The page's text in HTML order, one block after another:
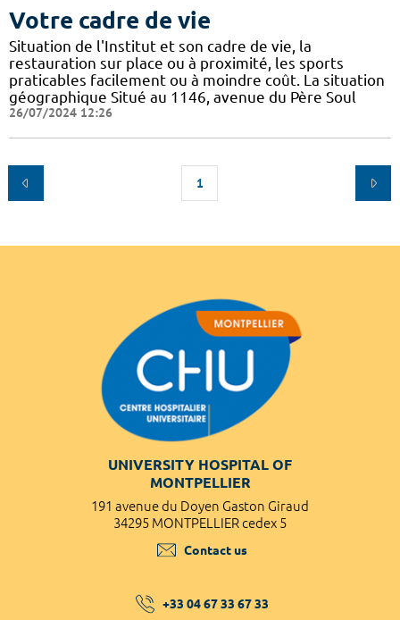
Votre cadre de vie
Situation de l'Institut et son cadre de vie, la
restauration sur place ou à proximité, les sports
praticables facilement ou à moindre coût. La situation
géographique Situé au 1146, avenue du Père Soul
26/07/2024 12:26
1
UNIVERSITY HOSPITAL OF
MONTPELLIER
191 avenue du Doyen Gaston Giraud
34295 MONTPELLIER cedex 5
Contact us
+33 04 67 33 67 33